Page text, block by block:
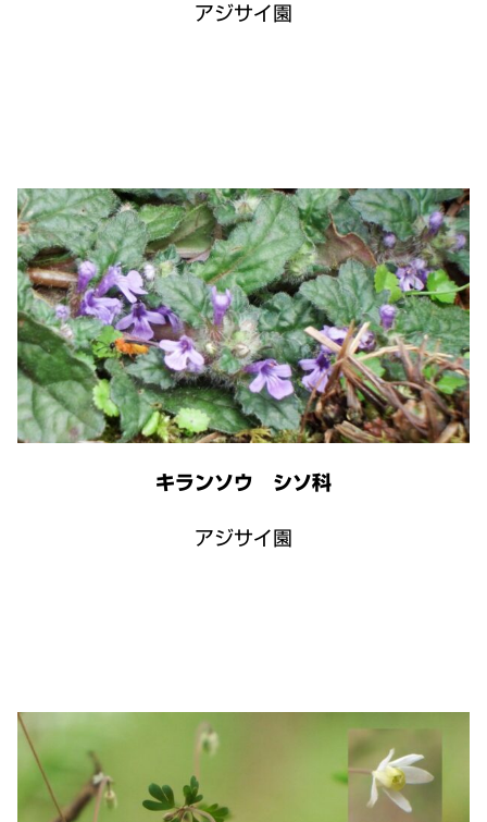
アジサイ園
キランソウ シソ科
アジサイ園